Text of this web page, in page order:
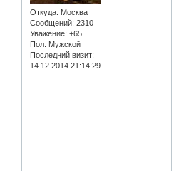
Откуда: Москва
Сообщений: 2310
Уважение: +65
Пол: Мужской
Последний визит:
14.12.2014 21:14:29